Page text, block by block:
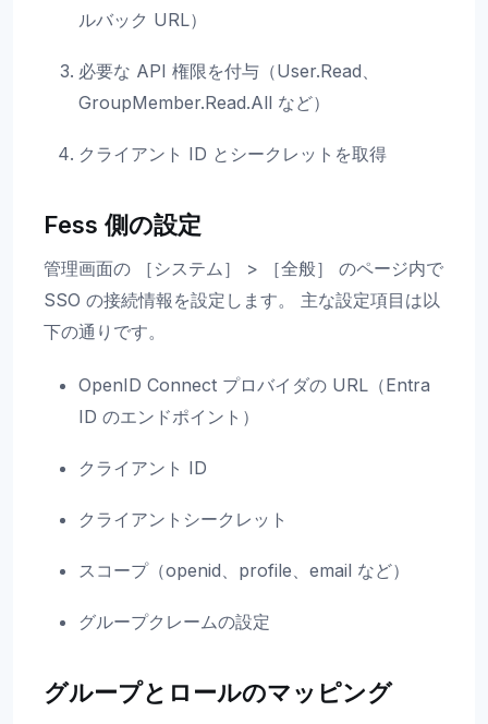
ルバック URL）
必要な API 権限を付与（User.Read、
GroupMember.Read.All など）
クライアント ID とシークレットを取得
Fess 側の設定
管理画面の ［システム］ > ［全般］ のページ内で
SSO の接続情報を設定します。 主な設定項目は以
下の通りです。
OpenID Connect プロバイダの URL（Entra
ID のエンドポイント）
クライアント ID
クライアントシークレット
スコープ（openid、profile、email など）
グループクレームの設定
グループとロールのマッピング